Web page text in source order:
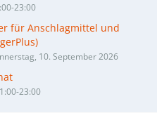
23:00
für Anschlagmittel und
10. September 2026
23:00